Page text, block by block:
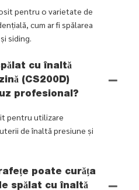
pentru o varietate de
cum ar fi spălarea
siding.
cu înaltă
(CS200D)
profesional?
pentru utilizare
de înaltă presiune și
poate curăța
spălat cu înaltă